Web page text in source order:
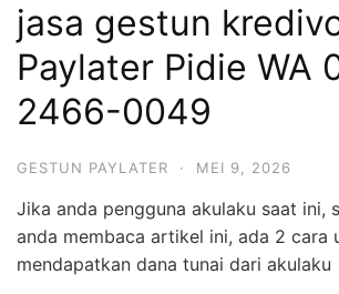
jasa gestun
Paylater Pidie WA
2466-0049
GESTUN PAYLATER · MEI 9, 2026
Jika anda pengguna akulaku saat ini,
anda membaca artikel ini, ada 2 cara
mendapatkan dana tunai dari akulaku